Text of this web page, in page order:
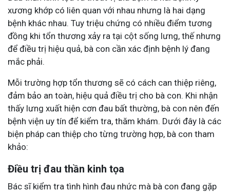
xương khớp có liên quan với nhau nhưng là hai dạng
bệnh khác nhau. Tuy triệu chứng có nhiều điểm tương
đồng khi tổn thương xảy ra tại cột sống lưng, thế nhưng
để điều trị hiệu quả, bà con cần xác định bệnh lý đang
mắc phải.
Mỗi trường hợp tổn thương sẽ có cách can thiệp riêng,
đảm bảo an toàn, hiệu quả điều trị cho bà con. Khi nhận
thấy lưng xuất hiện cơn đau bất thường, bà con nên đến
bệnh viện uy tín để kiểm tra, thăm khám. Dưới đây là các
biện pháp can thiệp cho từng trường hợp, bà con tham
khảo:
Điều trị đau thần kinh tọa
Bác sĩ kiểm tra tình hình đau nhức mà bà con đang gặp